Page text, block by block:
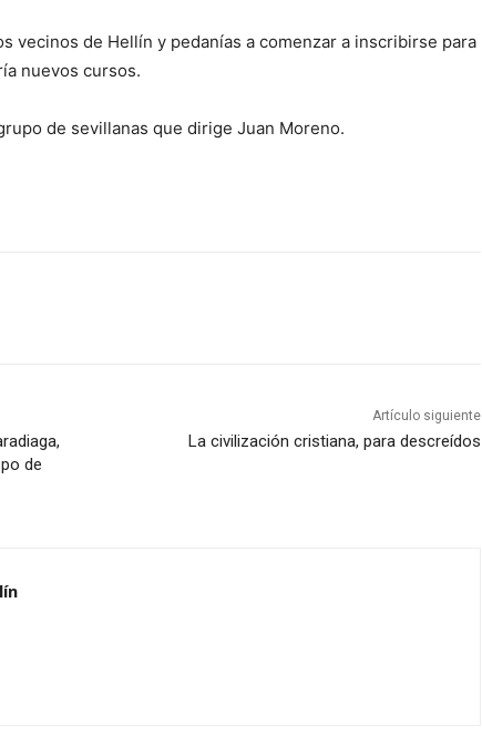
vecinos de Hellín y pedanías a comenzar a inscribirse para
nuevos cursos.
de sevillanas que dirige Juan Moreno.
de
Artículo siguiente
La civilización cristiana, para descreídos